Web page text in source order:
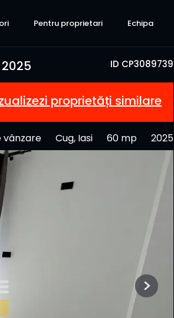
Pentru proprietari Echipa
ID CP3089739
proprietăți similare
vânzare Cug, Iasi 60 mp 2025
Next